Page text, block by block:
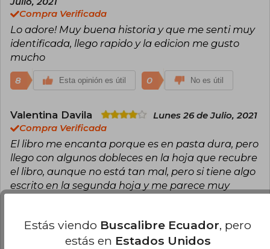
Compra Verificada
Lo adore! Muy buena historia y que me senti muy
identificada, llego rapido y la edicion me gusto
mucho
8 Esta opinión es útil 0 No es útil
Valentina Davila
Lunes 26 de Julio, 2021
Compra Verificada
El libro me encanta porque es en pasta dura, pero
llego con algunos dobleces en la hoja que recubre
el libro, aunque no está tan mal, pero si tiene algo
escrito en la segunda hoja y me parece muy
Esta opinión es útil 2 No es útil
Estás viendo Buscalibre Ecuador, pero
estás en Estados Unidos